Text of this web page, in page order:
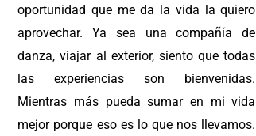
oportunidad que me da la vida la quiero
aprovechar. Ya sea una compañía de
danza, viajar al exterior, siento que todas
las experiencias son bienvenidas.
Mientras más pueda sumar en mi vida
mejor porque eso es lo que nos llevamos.